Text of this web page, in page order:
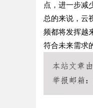
点，进一步减
总的来说，云
频都将发挥越
符合未来需求